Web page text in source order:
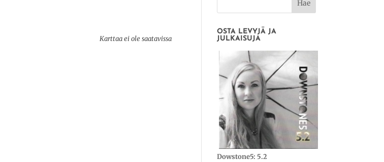
Karttaa ei ole saatavissa
OSTA LEVYJÄ JA
JULKAISUJA
Dowstone5: 5.2